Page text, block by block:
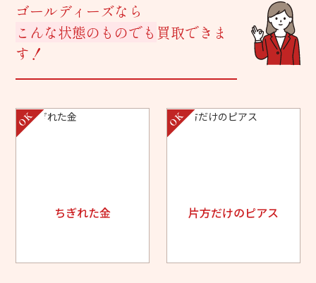
ゴールディーズなら
こんな状態のものでも 買取できま
す！
ちぎれた金 片方だけのピアス